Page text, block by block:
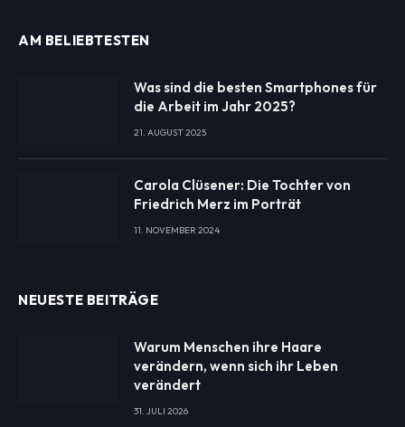
AM BELIEBTESTEN
Was sind die besten Smartphones für
die Arbeit im Jahr 2025?
21. AUGUST 2025
Carola Clüsener: Die Tochter von
Friedrich Merz im Porträt
11. NOVEMBER 2024
NEUESTE BEITRÄGE
Warum Menschen ihre Haare
verändern, wenn sich ihr Leben
verändert
31. JULI 2026